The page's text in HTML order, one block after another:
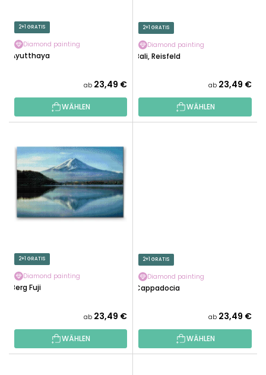
R
U
N
R
O
D
T
2+1 GRATIS
Diamond painting
Ayutthaya
ab 23,49 €
WÄHLEN
2+1 GRATIS
Diamond painting
Bali, Reisfeld
ab 23,49 €
WÄHLEN
2+1 GRATIS
Diamond painting
Berg Fuji
ab 23,49 €
WÄHLEN
2+1 GRATIS
Diamond painting
Cappadocia
ab 23,49 €
WÄHLEN